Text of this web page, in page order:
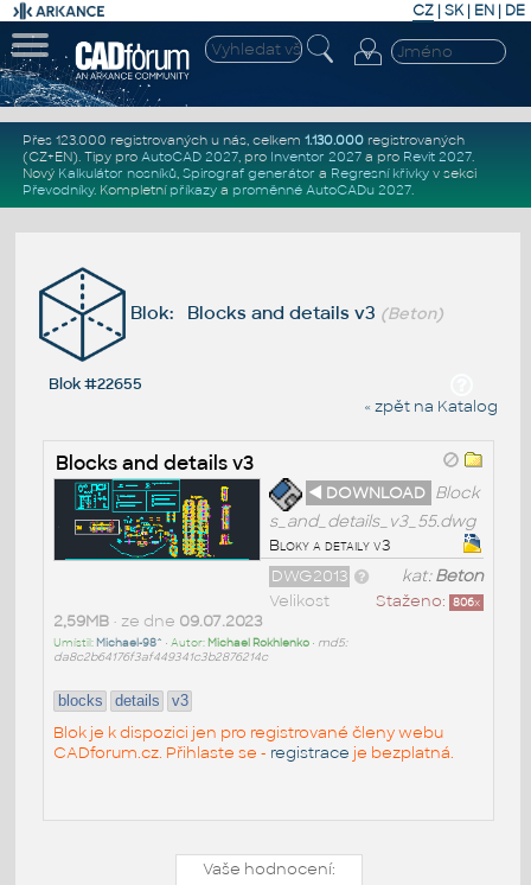
CZ | SK| EN | DE
Přes 123.000 registrovaných u nás, celkem 1.130.000registrovaných
(CZ+EN). Tipy pro AutoCAD 2027, pro Inventor 2027a pro Revit 2027.
Nový Kalkulátor nosníků, Spirograf generátor a Regresní křivkyv sekci
Převodníky. Kompletní příkazya proměnné AutoCADu 2027.
Blok: Blocks and details v3 (Beton)
Blok #22655
« zpět na Katalog
Blocks and details v3
◄ DOWNLOAD Block
s_and_details_v3_55.dwg
Bloky a detaily v3
kat:Beton
DWG2013
Staženo: 806x
Velikost
2,59MB• ze dne 09.07.2023
Umístil: Michael-98^ • Autor: Michael Rokhlenko• md5:
da8c2b64176f3af449341c3b2876214c
blocks details v3
Blok je k dispozici jen pro registrované členy webu
CADforum.cz. Přihlaste se - registrace je bezplatná.
Vaše hodnocení: